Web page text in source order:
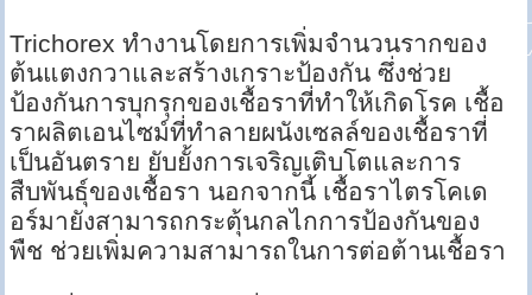
Trichorex ทำงานโดยการเพิ่มจำนวนรากของ
ต้นแตงกวาและสร้างเกราะป้องกัน ซึ่งช่วย
ป้องกันการบุกรุกของเชื้อราที่ทำให้เกิดโรค เชื้อ
ราผลิตเอนไซม์ที่ทำลายผนังเซลล์ของเชื้อราที่
เป็นอันตราย ยับยั้งการเจริญเติบโตและการ
สืบพันธุ์ของเชื้อรา นอกจากนี้ เชื้อราไตรโคเด
อร์มายังสามารถกระตุ้นกลไกการป้องกันของ
พืช ช่วยเพิ่มความสามารถในการต่อต้านเชื้อรา